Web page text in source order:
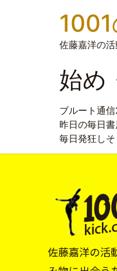
佐藤嘉洋の
始め
ブルート通
昨日の毎日
毎日発狂しそ
佐藤嘉洋の活